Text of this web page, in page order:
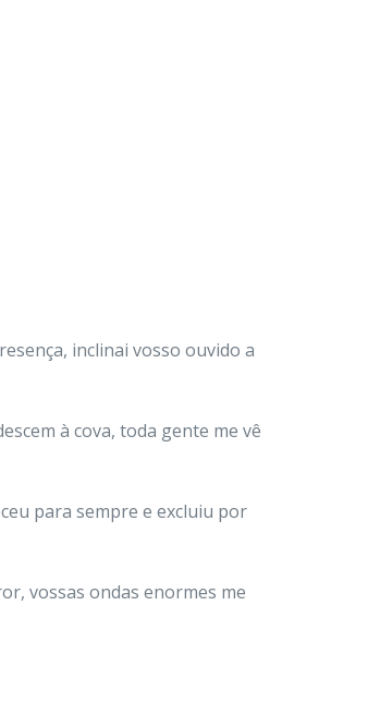
inclinai vosso ouvido a
à cova, toda gente me vê
para sempre e excluiu por
vossas ondas enormes me